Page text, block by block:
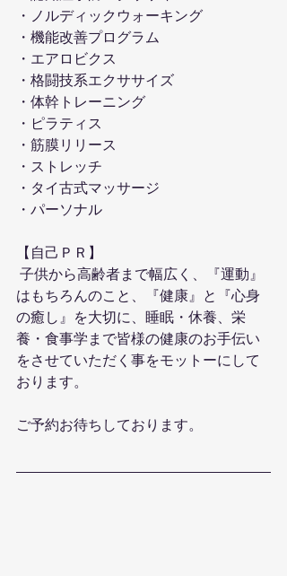
・ノルディックウォーキング
・機能改善プログラム
・エアロビクス
・格闘技系エクササイズ
・体幹トレーニング
・ピラティス
・筋膜リリース
・ストレッチ
・タイ古式マッサージ
・パーソナル
【自己ＰＲ】
子供から高齢者まで幅広く、『運動』
はもちろんのこと、『健康』と『心身
の癒し』を大切に、睡眠・休養、栄
養・食事学まで皆様の健康のお手伝い
をさせていただく事をモットーにして
おります。
ご予約お待ちしております。